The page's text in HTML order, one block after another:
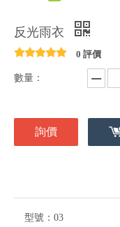
反光雨衣
0 評價
數量：
詢價
型號： 03